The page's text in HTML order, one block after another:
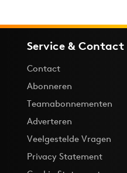
Service & Contact
Contact
Abonneren
Teamabonnementen
Adverteren
Veelgestelde Vragen
Privacy Statement